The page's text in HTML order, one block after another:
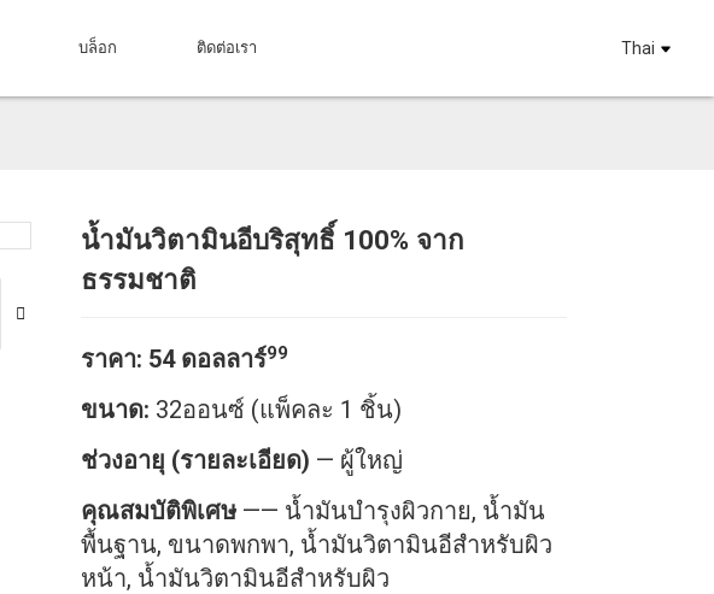
บล็อก ติดต่อเรา Thai
Loading...
Loading...
น้ำมันวิตามินอีบริสุทธิ์ 100% จาก
ธรรมชาติ
ราคา: 54 ดอลลาร์99
ขนาด: 32ออนซ์ (แพ็คละ 1 ชิ้น)
ช่วงอายุ (รายละเอียด) — ผู้ใหญ่
คุณสมบัติพิเศษ —— น้ำมันบำรุงผิวกาย, น้ำมัน
พื้นฐาน, ขนาดพกพา, น้ำมันวิตามินอีสำหรับผิว
หน้า, น้ำมันวิตามินอีสำหรับผิว